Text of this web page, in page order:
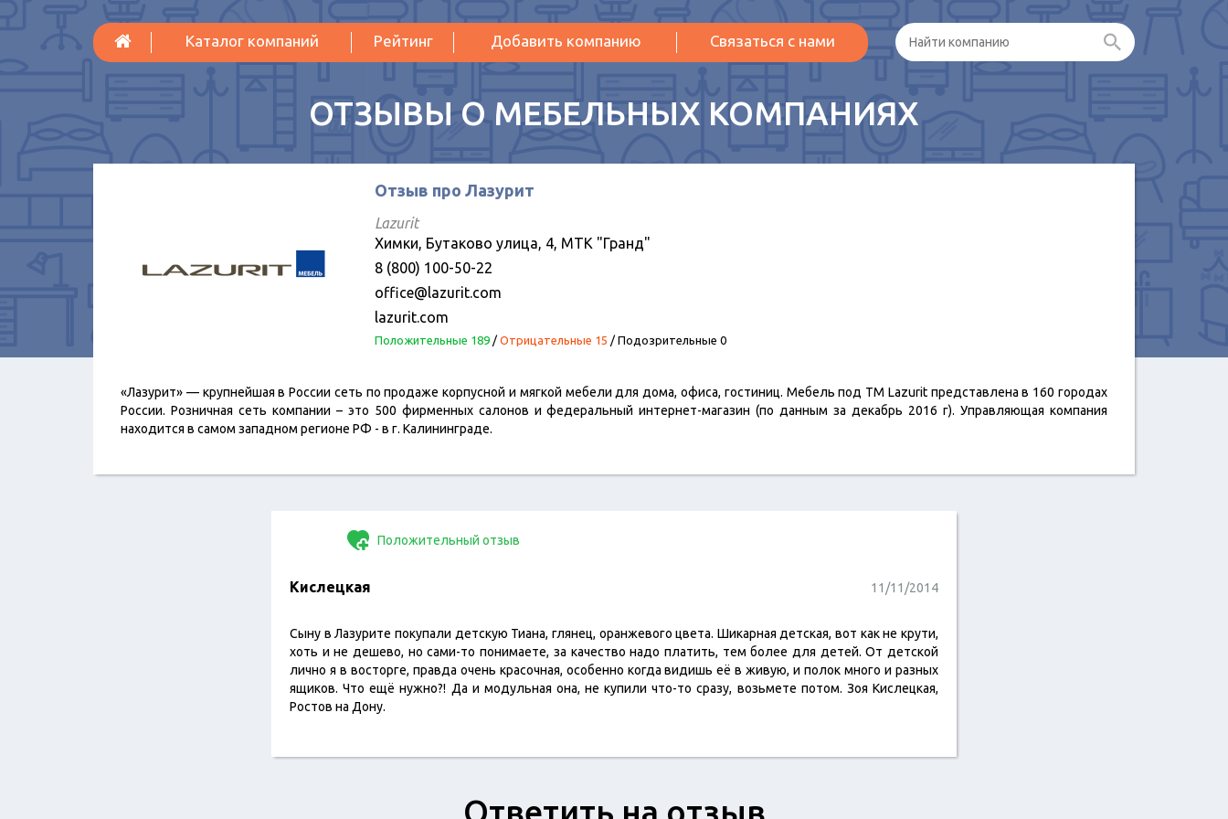
Каталог компаний Рейтинг Добавить компанию Связаться с нами
ОТЗЫВЫ О МЕБЕЛЬНЫХ КОМПАНИЯХ
Отзыв про Лазурит
Lazurit
Химки, Бутаково улица, 4, МТК "Гранд"
8 (800) 100-50-22
office@lazurit.com
lazurit.com
Положительные 189/ Отрицательные 15 / Подозрительные 0
«Лазурит» — крупнейшая в России сеть по продаже корпусной и мягкой мебели для дома, офиса, гостиниц. Мебель под ТМ Lazurit представлена в 160 городах
России. Розничная сеть компании – это 500 фирменных салонов и федеральный интернет-магазин (по данным за декабрь 2016 г). Управляющая компания
находится в самом западном регионе РФ - в г. Калининграде.
Положительный отзыв
Кислецкая 11/11/2014
Сыну в Лазурите покупали детскую Тиана, глянец, оранжевого цвета. Шикарная детская, вот как не крути,
хоть и не дешево, но сами-то понимаете, за качество надо платить, тем более для детей. От детской
лично я в восторге, правда очень красочная, особенно когда видишь её в живую, и полок много и разных
ящиков. Что ещё нужно?! Да и модульная она, не купили что-то сразу, возьмете потом. Зоя Кислецкая,
Ростов на Дону.
Ответить на отзыв